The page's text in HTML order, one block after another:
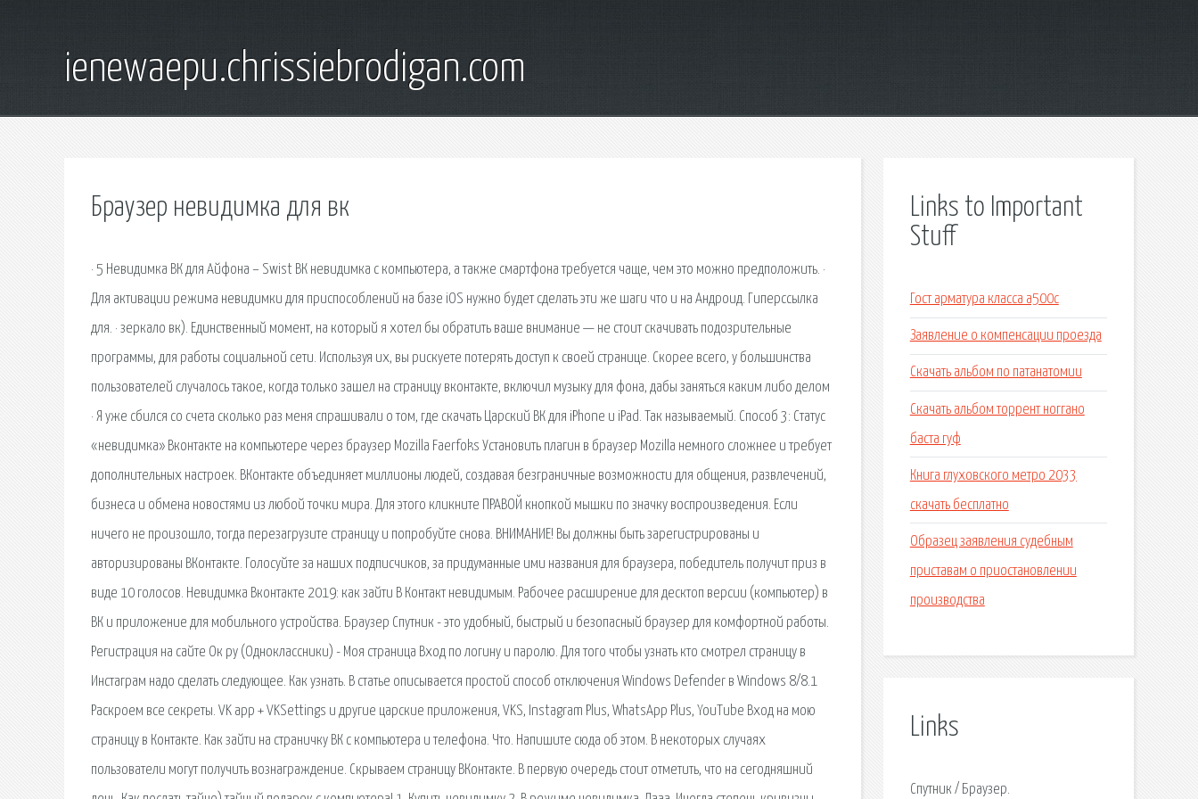
ienewaepu.chrissiebrodigan.com
Браузер невидимка для вк
· 5 Невидимка ВК для Айфона – Swist ВК невидимка с компьютера, а также смартфона требуется чаще, чем это можно предположить. ·
Для активации режима невидимки для приспособлений на базе iOS нужно будет сделать эти же шаги что и на Андроид. Гиперссылка
для. · зеркало вк). Единственный момент, на который я хотел бы обратить ваше внимание — не стоит скачивать подозрительные
программы, для работы социальной сети. Используя их, вы рискуете потерять доступ к своей странице. Скорее всего, у большинства
пользователей случалось такое, когда только зашел на страницу вконтакте, включил музыку для фона, дабы заняться каким либо делом
· Я уже сбился со счета сколько раз меня спрашивали о том, где скачать Царский ВК для iPhone и iPad. Так называемый. Способ 3: Статус
«невидимка» Вконтакте на компьютере через браузер Mozilla Faerfoks Установить плагин в браузер Mozilla немного сложнее и требует
дополнительных настроек. ВКонтакте объединяет миллионы людей, создавая безграничные возможности для общения, развлечений,
бизнеса и обмена новостями из любой точки мира. Для этого кликните ПРАВОЙ кнопкой мышки по значку воспроизведения. Если
ничего не произошло, тогда перезагрузите страницу и попробуйте снова. ВНИМАНИЕ! Вы должны быть зарегистрированы и
авторизированы ВКонтакте. Голосуйте за наших подписчиков, за придуманные ими названия для браузера, победитель получит приз в
виде 10 голосов. Невидимка Вконтакте 2019: как зайти В Контакт невидимым. Рабочее расширение для десктоп версии (компьютер) в
ВК и приложение для мобильного устройства. Браузер Спутник - это удобный, быстрый и безопасный браузер для комфортной работы.
Регистрация на сайте Ок ру (Одноклассники) - Моя страница Вход по логину и паролю. Для того чтобы узнать кто смотрел страницу в
Инстаграм надо сделать следующее. Как узнать. В статье описывается простой способ отключения Windows Defender в Windows 8/8.1
Раскроем все секреты. VK app + VKSettings и другие царские приложения, VKS, Instagram Plus, WhatsApp Plus, YouTube Вход на мою
страницу в Контакте. Как зайти на страничку ВК с компьютера и телефона. Что. Напишите сюда об этом. В некоторых случаях
пользователи могут получить вознаграждение. Скрываем страницу ВКонтакте. В первую очередь стоит отметить, что на сегодняшний
Links to Important
Stuff
Гост арматура класса а500с
Заявление о компенсации проезда
Скачать альбом по патанатомии
Скачать альбом торрент ноггано
баста гуф
Книга глуховского метро 2033
скачать бесплатно
Образец заявления судебным
приставам о приостановлении
производства
Links
Спутник / Браузер.